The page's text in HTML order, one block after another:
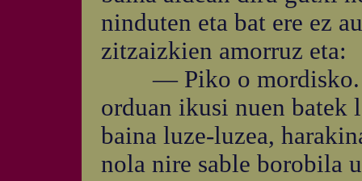
ninduten eta bat ere ez
zitzaizkien amorruz eta:
— Piko o mordisko.
orduan ikusi nuen batek
baina luze-luzea,
nola nire sable borobila